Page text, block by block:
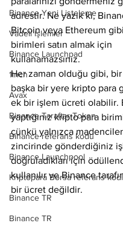
Binance Yeni Listeleme
Vadeli işlemler
Binance Launchpad
1inch
Avax
Binance Taraftar Token
Binance referans kodu
Binance Launchpool
Kriptopara Borsa referans
Binance TR
Binance TR
adrestir. Ne yazık ki,
Bitcoin veya Ethereum
birimleri satın almak için
kullanamazsınız.
Her zaman olduğu gibi,
başka bir yere kripto para
ek bir işlem ücreti olabilir.
yaptığınız kripto para
çünkü yalnızca
zincirinde gönderdiğiniz
doğruladıkları için
kullanılır ve Binance
bir ücret değildir.